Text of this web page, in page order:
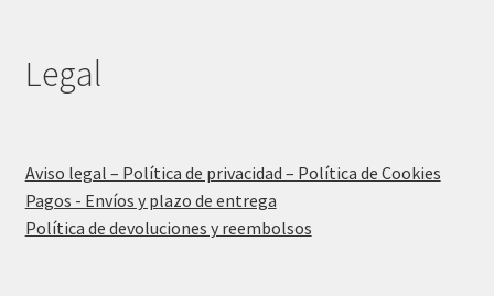
Legal
Aviso legal – Política de privacidad – Política de Cookies
Pagos - Envíos y plazo de entrega
Política de devoluciones y reembolsos